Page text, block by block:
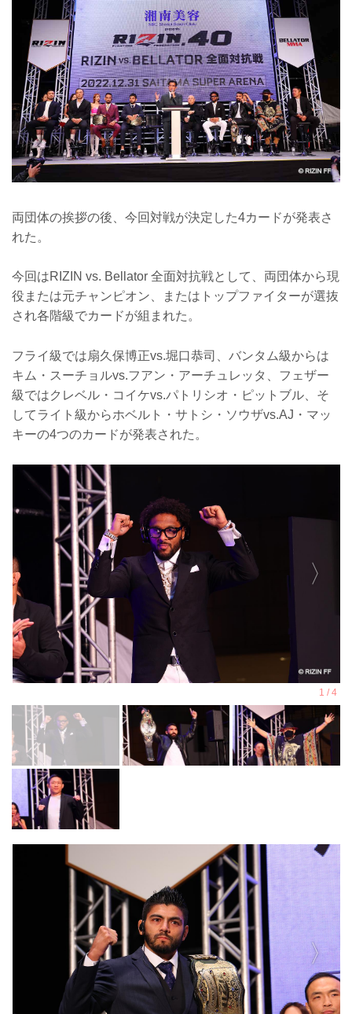
両団体の挨拶の後、今回対戦が決定した4カードが発表さ
れた。
今回はRIZIN vs. Bellator 全面対抗戦として、両団体から現
役または元チャンピオン、またはトップファイターが選抜
され各階級でカードが組まれた。
フライ級では扇久保博正vs.堀口恭司、バンタム級からは
キム・スーチョルvs.フアン・アーチュレッタ、フェザー
級ではクレベル・コイケvs.パトリシオ・ピットブル、そ
してライト級からホベルト・サトシ・ソウザvs.AJ・マッ
キーの4つのカードが発表された。